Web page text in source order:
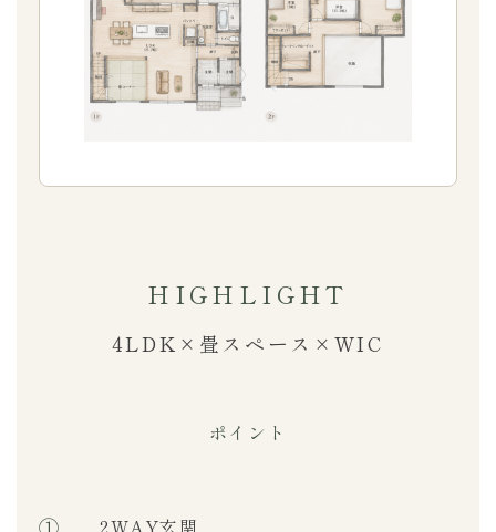
HIGHLIGHT
4LDK×畳スペース×WIC
ポイント
2WAY玄関